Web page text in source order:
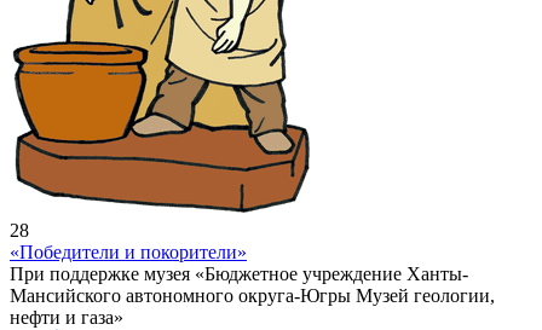
28
«Победители и покорители»
При поддержке музея «Бюджетное учреждение Ханты-
Мансийского автономного округа-Югры Музей геологии,
нефти и газа»